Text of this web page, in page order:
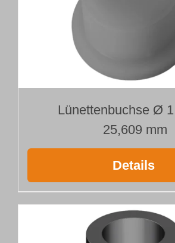
Lünettenbuchse Ø
25,609 mm
Details